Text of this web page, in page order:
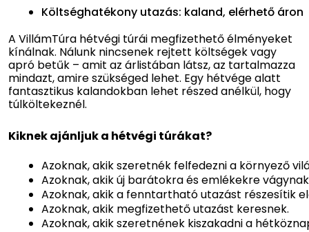
Költséghatékony utazás: kaland, elérhető áron
A VillámTúra hétvégi túrái megfizethető élményeket
kínálnak. Nálunk nincsenek rejtett költségek vagy
apró betűk – amit az árlistában látsz, az tartalmazza
mindazt, amire szükséged lehet. Egy hétvége alatt
fantasztikus kalandokban lehet részed anélkül, hogy
túlköltekeznél.
Kiknek ajánljuk a hétvégi túrákat?
Azoknak, akik szeretnék felfedezni a környező
Azoknak, akik új barátokra és emlékekre
Azoknak, akik a fenntartható utazást részesítik
Azoknak, akik megfizethető utazást keresnek.
Azoknak, akik szeretnének kiszakadni a